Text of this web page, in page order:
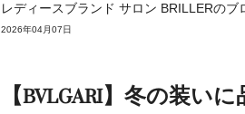
レディースブランド サロン BRILLERの
2026年04月07日
【BVLGARI】冬の装